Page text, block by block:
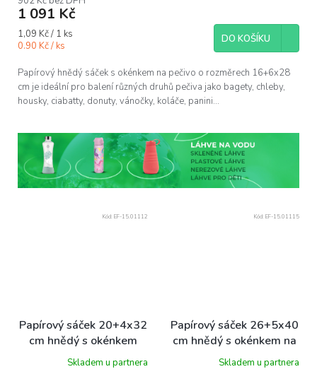
1 091 Kč
Měrná
cena:
1,09 Kč / 1 ks
0.90 Kč / ks
DO KOŠÍKU
Papírový hnědý sáček s okénkem na pečivo o rozměrech 16+6x28
cm je ideální pro balení různých druhů pečiva jako bagety, chleby,
housky, ciabatty, donuty, vánočky, koláče, panini...
Papírový sáček 20+4x32
cm hnědý s okénkem
krt/1000 ks
Skladem u partnera
Kód: EF-15.01112
Papírový sáček 26+5x40
cm hnědý s okénkem na
chleba krt/1000 ks
Skladem u partnera
Kód: EF-15.01115